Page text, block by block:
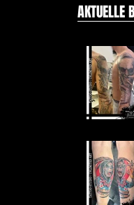
AKTUELLE